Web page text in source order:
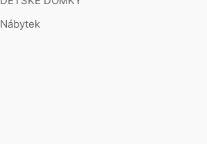
Nábytek